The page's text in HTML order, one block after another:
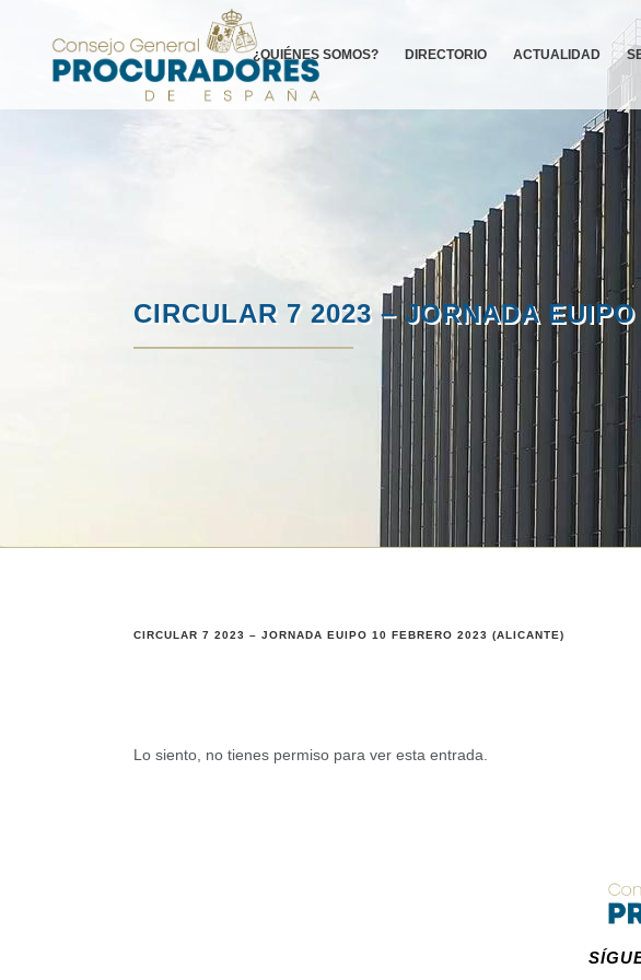
¿QUIÉNES SOMOS? DIRECTORIO ACTUALIDAD
CIRCULAR 7 2023 – JORNADA
CIRCULAR 7 2023 – JORNADA EUIPO 10 FEBRERO 2023 (ALICANTE)
Lo siento, no tienes permiso para ver esta entrada.